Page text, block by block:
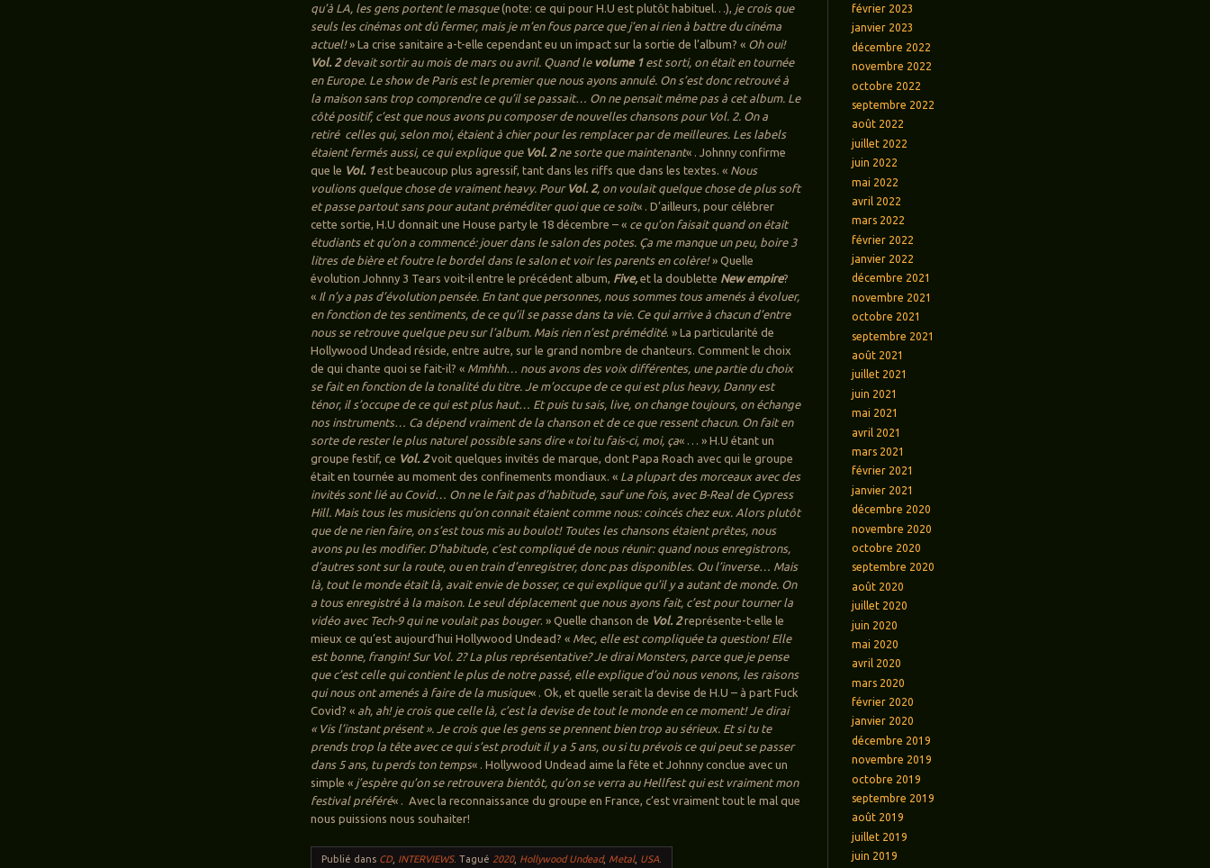
qu’à LA, les gens portent le masque(note: ce qui pour H.U est plutôt habituel…), je crois que
seuls les cinémas ont dû fermer, mais je m’en fous parce que j’en ai rien à battre du cinéma
actuel!» La crise sanitaire a-t-elle cependant eu un impact sur la sortie de l’album? « Oh oui!
Vol. 2devait sortir au mois de mars ou avril. Quand le volume 1est sorti, on était en tournée
en Europe. Le show de Paris est le premier que nous ayons annulé. On s’est donc retrouvé à
la maison sans trop comprendre ce qu’il se passait… On ne pensait même pas à cet album. Le
côté positif, c’est que nous avons pu composer de nouvelles chansons pour Vol. 2. On a
retiré celles qui, selon moi, étaient à chier pour les remplacer par de meilleures. Les labels
étaient fermés aussi, ce qui explique que Vol. 2ne sorte que maintenant« . Johnny confirme
que le Vol. 1est beaucoup plus agressif, tant dans les riffs que dans les textes. « Nous
voulions quelque chose de vraiment heavy. Pour Vol. 2, on voulait quelque chose de plus soft
et passe partout sans pour autant préméditer quoi que ce soit« . D’ailleurs, pour célébrer
cette sortie, H.U donnait une House party le 18 décembre – « ce qu’on faisait quand on était
étudiants et qu’on a commencé: jouer dans le salon des potes. Ça me manque un peu, boire 3
litres de bière et foutre le bordel dans le salon et voir les parents en colère!» Quelle
évolution Johnny 3 Tears voit-il entre le précédent album, Five,et la doublette New empire?
« Il n’y a pas d’évolution pensée. En tant que personnes, nous sommes tous amenés à évoluer,
en fonction de tes sentiments, de ce qu’il se passe dans ta vie. Ce qui arrive à chacun d’entre
nous se retrouve quelque peu sur l’album. Mais rien n’est prémédité. » La particularité de
Hollywood Undead réside, entre autre, sur le grand nombre de chanteurs. Comment le choix
de qui chante quoi se fait-il? « Mmhhh… nous avons des voix différentes, une partie du choix
se fait en fonction de la tonalité du titre. Je m’occupe de ce qui est plus heavy, Danny est
ténor, il s’occupe de ce qui est plus haut… Et puis tu sais, live, on change toujours, on échange
nos instruments… Ca dépend vraiment de la chanson et de ce que ressent chacun. On fait en
sorte de rester le plus naturel possible sans dire « toi tu fais-ci, moi, ça« … » H.U étant un
groupe festif, ce Vol. 2voit quelques invités de marque, dont Papa Roach avec qui le groupe
était en tournée au moment des confinements mondiaux. « La plupart des morceaux avec des
invités sont lié au Covid… On ne le fait pas d’habitude, sauf une fois, avec B-Real de Cypress
Hill. Mais tous les musiciens qu’on connait étaient comme nous: coincés chez eux. Alors plutôt
que de ne rien faire, on s’est tous mis au boulot! Toutes les chansons étaient prêtes, nous
avons pu les modifier. D’habitude, c’est compliqué de nous réunir: quand nous enregistrons,
d’autres sont sur la route, ou en train d’enregistrer, donc pas disponibles. Ou l’inverse… Mais
là, tout le monde était là, avait envie de bosser, ce qui explique qu’il y a autant de monde. On
a tous enregistré à la maison. Le seul déplacement que nous ayons fait, c’est pour tourner la
vidéo avec Tech-9 qui ne voulait pas bouger. » Quelle chanson de Vol. 2représente-t-elle le
mieux ce qu’est aujourd’hui Hollywood Undead? « Mec, elle est compliquée ta question! Elle
est bonne, frangin! Sur Vol. 2? La plus représentative? Je dirai Monsters, parce que je pense
que c’est celle qui contient le plus de notre passé, elle explique d’où nous venons, les raisons
qui nous ont amenés à faire de la musique« . Ok, et quelle serait la devise de H.U – à part Fuck
Covid? « ah, ah! je crois que celle là, c’est la devise de tout le monde en ce moment! Je dirai
« Vis l’instant présent ». Je crois que les gens se prennent bien trop au sérieux. Et si tu te
prends trop la tête avec ce qui s’est produit il y a 5 ans, ou si tu prévois ce qui peut se passer
dans 5 ans, tu perds ton temps« . Hollywood Undead aime la fête et Johnny conclue avec un
simple « j’espère qu’on se retrouvera bientôt, qu’on se verra au Hellfest qui est vraiment mon
festival préféré« . Avec la reconnaissance du groupe en France, c’est vraiment tout le mal que
nous puissions nous souhaiter!
Publié dans CD, INTERVIEWS.Tagué 2020, Hollywood Undead, Metal, USA.
février 2023
janvier 2023
décembre 2022
novembre 2022
octobre 2022
septembre 2022
août 2022
juillet 2022
juin 2022
mai 2022
avril 2022
mars 2022
février 2022
janvier 2022
décembre 2021
novembre 2021
octobre 2021
septembre 2021
août 2021
juillet 2021
juin 2021
mai 2021
avril 2021
mars 2021
février 2021
janvier 2021
décembre 2020
novembre 2020
octobre 2020
septembre 2020
août 2020
juillet 2020
juin 2020
mai 2020
avril 2020
mars 2020
février 2020
janvier 2020
décembre 2019
novembre 2019
octobre 2019
septembre 2019
août 2019
juillet 2019
juin 2019